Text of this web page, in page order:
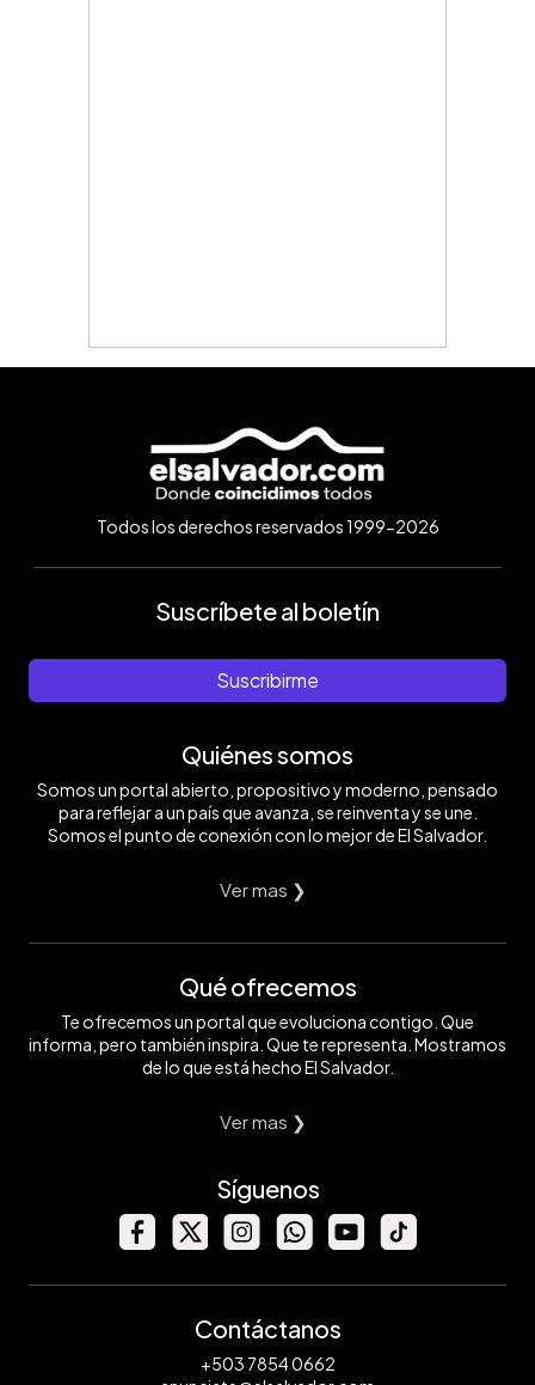
Todos los derechos reservados 1999-2026
Suscríbete al boletín
Suscribirme
Quiénes somos
Somos un portal abierto, propositivo y moderno, pensado
para reflejar a un país que avanza, se reinventa y se une.
Somos el punto de conexión con lo mejor de El Salvador.
Ver mas ❯
Qué ofrecemos
Te ofrecemos un portal que evoluciona contigo. Que
informa, pero también inspira. Que te representa. Mostramos
de lo que está hecho El Salvador.
Ver mas ❯
Síguenos
Contáctanos
+503 7854 0662